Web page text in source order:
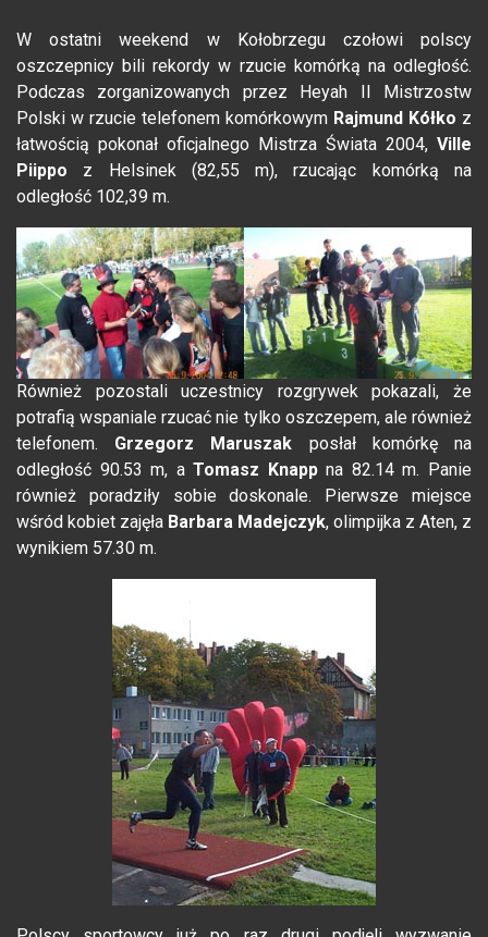
W ostatni weekend w Kołobrzegu czołowi polscy
oszczepnicy bili rekordy w rzucie komórką na odległość.
Podczas zorganizowanych przez Heyah II Mistrzostw
Polski w rzucie telefonem komórkowym Rajmund Kółko z
łatwością pokonał oficjalnego Mistrza Świata 2004, Ville
Piippo z Helsinek (82,55 m), rzucając komórką na
odległość 102,39 m.
Również pozostali uczestnicy rozgrywek pokazali, że
potrafią wspaniale rzucać nie tylko oszczepem, ale również
telefonem. Grzegorz Maruszak posłał komórkę na
odległość 90.53 m, aTomasz Knappna 82.14 m. Panie
również poradziły sobie doskonale. Pierwsze miejsce
wśród kobiet zajęła Barbara Madejczyk, olimpijka z Aten, z
wynikiem 57.30 m.